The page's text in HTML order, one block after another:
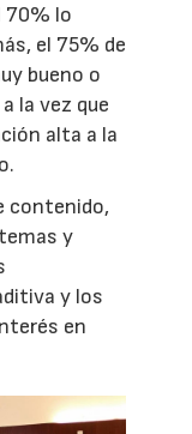
70% lo
el 75% de
bueno o
la vez que
alta a la
contenido,
y
y los
en